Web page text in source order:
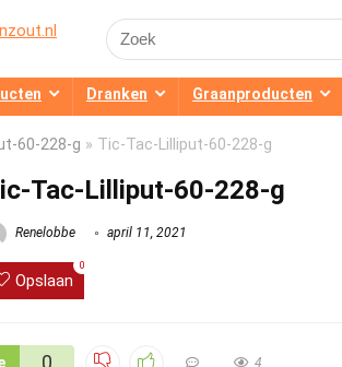
Search
for:
Dranken Graanproducten
60-228-g » Tic-Tac-Lilliput-60-228-g
Tac-Lilliput-60-228-g
Renelobbe april 11, 2021
Opslaan
0
0 4